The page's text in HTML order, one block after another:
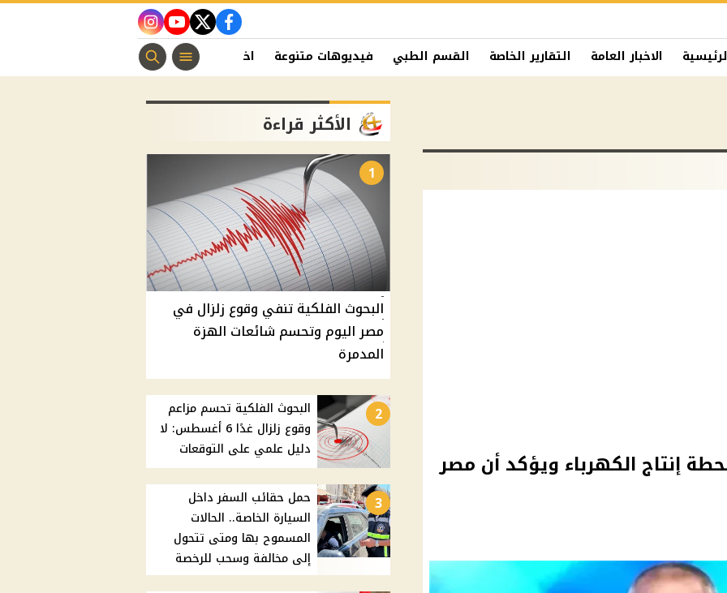
facebook
twitter
youtube
instagram
الاخبار العامة التقارير الخاصة القسم الطبي فيديوهات متنوعة اخبار الفن منوعات مسيحية
إنتاج الكهرباء ويؤكد أن مصر
الأكثر قراءة
1
البحوث الفلكية تنفي وقوع زلزال في
مصر اليوم وتحسم شائعات الهزة
المدمرة
2
البحوث الفلكية تحسم مزاعم
وقوع زلزال غدًا 6 أغسطس: لا
دليل علمي على التوقعات
3
حمل حقائب السفر داخل
السيارة الخاصة.. الحالات
المسموح بها ومتى تتحول
إلى مخالفة وسحب للرخصة